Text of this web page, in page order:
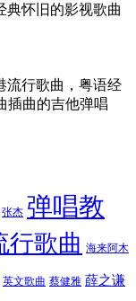
典怀旧的影视歌曲
流行歌曲，粤语经
插曲的吉他弹唱
张杰 弹唱教
行歌曲 海来阿木
英文歌曲 蔡健雅 薛之谦